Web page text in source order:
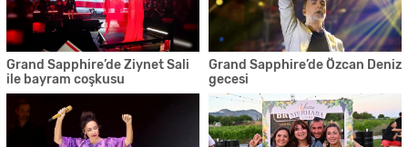
Grand Sapphire’de Ziynet Sali
ile bayram coşkusu
Grand Sapphire’de Özcan Deniz
gecesi